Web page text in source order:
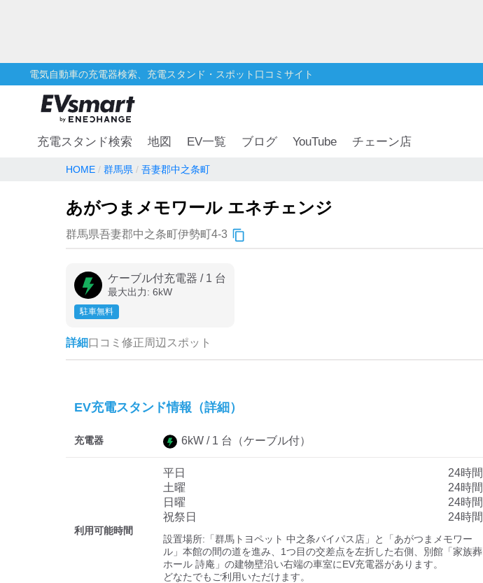
電気自動車の充電器検索、充電スタンド・スポット口コミサイト
充電スタンド検索 地図 EV一覧 ブログ YouTube チェーン店
HOME 群馬県 吾妻郡中之条町
あがつまメモワール エネチェンジ
群馬県吾妻郡中之条町伊勢町4-3
ケーブル付充電器 / 1 台
最大出力: 6kW
駐車無料
詳細口コミ 修正周辺スポット
EV充電スタンド情報（詳細）
充電器 6kW / 1 台 （ケーブル付）
利用可能時間
平日
24時間
土曜
24時間
日曜
24時間
祝祭日
24時間
設置場所:「群馬トヨペット 中之条バイパス店」と「あがつまメモワー
ル」本館の間の道を進み、1つ目の交差点を左折した右側、別館「家族葬
ホール 詩庵」の建物壁沿い右端の車室にEV充電器があります。
どなたでもご利用いただけます。